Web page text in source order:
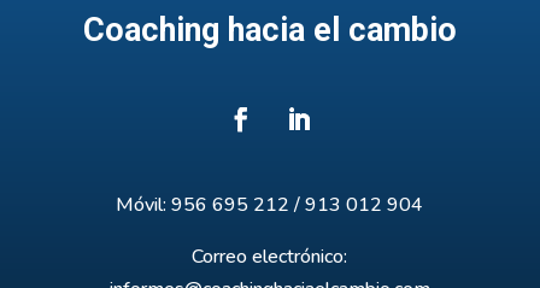
Coaching hacia el cambio
Móvil: 956 695 212 / 913 012 904
Correo electrónico: